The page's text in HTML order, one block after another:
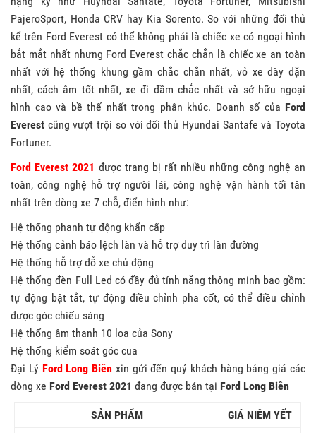
PajeroSport, Honda CRV hay Kia Sorento. So với những đối thủ
kể trên Ford Everest có thể không phải là chiếc xe có ngoại hình
bắt mắt nhất nhưng Ford Everest chắc chắn là chiếc xe an toàn
nhất với hệ thống khung gầm chắc chắn nhất, vỏ xe dày dặn
nhất, cách âm tốt nhất, xe đi đầm chắc nhất và sở hữu ngoại
hình cao và bề thế nhất trong phân khúc. Doanh số của Ford
Everest cũng vượt trội so với đối thủ Hyundai Santafe và Toyota
Fortuner.
Ford Everest 2021 được trang bị rất nhiều những công nghệ an
toàn, công nghệ hỗ trợ người lái, công nghệ vận hành tối tân
nhất trên dòng xe 7 chỗ, điển hình như:
Hệ thống phanh tự động khẩn cấp
Hệ thống cảnh báo lệch làn và hỗ trợ duy trì làn đường
Hệ thống hỗ trợ đỗ xe chủ động
Hệ thống đèn Full Led có đầy đủ tính năng thông minh bao gồm:
tự động bật tắt, tự động điều chỉnh pha cốt, có thể điều chỉnh
được góc chiếu sáng
Hệ thống âm thanh 10 loa của Sony
Hệ thống kiểm soát góc cua
Đại Lý Ford Long Biên xin gửi đến quý khách hàng bảng giá các
dòng xe Ford Everest 2021 đang được bán tại Ford Long Biên
SẢN PHẨM
GIÁ NIÊM YẾT